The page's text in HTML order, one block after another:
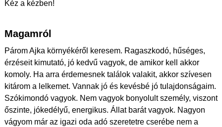
Kéz a kézben!
Magamról
Párom Ajka környékéről keresem. Ragaszkodó, hűséges,
érzéseit kimutató, jó kedvű vagyok, de amikor kell akkor
komoly. Ha arra érdemesnek találok valakit, akkor szívesen
kitárom a lelkemet. Vannak jó és kevésbé jó tulajdonságaim.
Szókimondó vagyok. Nem vagyok bonyolult személy, viszont
őszinte, jókedélyű, energikus. Állat barát vagyok. Nagyon
vágyom már az igazi oda adó szeretetre cserébe nem a